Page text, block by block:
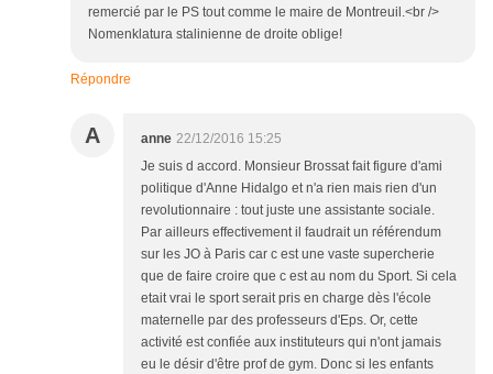
remercié par le PS tout comme le maire de Montreuil.<br />
Nomenklatura stalinienne de droite oblige!
Répondre
A anne 22/12/2016 15:25
Je suis d accord. Monsieur Brossat fait figure d'ami
politique d'Anne Hidalgo et n'a rien mais rien d'un
revolutionnaire : tout juste une assistante sociale.
Par ailleurs effectivement il faudrait un référendum
sur les JO à Paris car c est une vaste supercherie
que de faire croire que c est au nom du Sport. Si cela
etait vrai le sport serait pris en charge dès l'école
maternelle par des professeurs d'Eps. Or, cette
activité est confiée aux instituteurs qui n'ont jamais
eu le désir d'être prof de gym. Donc si les enfants